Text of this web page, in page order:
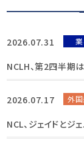
2026.07.31
NCLH、第2四半期
2026.07.17 外
NCL、ジェイドとジ